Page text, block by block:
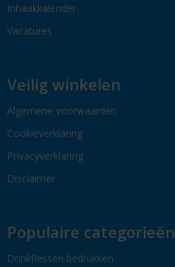
Inhaakkalender
Vacatures
Veilig winkelen
Algemene voorwaarden
Cookieverklaring
Privacyverklaring
Disclaimer
Populaire categorieën
Drinkflessen bedrukken